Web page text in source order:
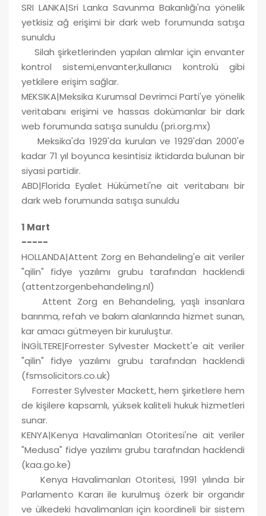
SRI LANKA|Sri Lanka Savunma Bakanlığı'na yönelik
yetkisiz ağ erişimi bir dark web forumunda satışa
sunuldu
Silah şirketlerinden yapılan alımlar için envanter
kontrol sistemi,envanter,kullanıcı kontrolü gibi
yetkilere erişim sağlar.
MEKSIKA|Meksika Kurumsal Devrimci Parti'ye yönelik
veritabanı erişimi ve hassas dokümanlar bir dark
web forumunda satışa sunuldu (pri.org.mx)
Meksika'da 1929'da kurulan ve 1929'dan 2000'e
kadar 71 yıl boyunca kesintisiz iktidarda bulunan bir
siyasi partidir.
ABD|Florida Eyalet Hükümeti'ne ait veritabanı bir
dark web forumunda satışa sunuldu
1 Mart
-----
HOLLANDA|Attent Zorg en Behandeling'e ait veriler
"qilin" fidye yazılımı grubu tarafından hacklendi
(attentzorgenbehandeling.nl)
Attent Zorg en Behandeling, yaşlı insanlara
barınma, refah ve bakım alanlarında hizmet sunan,
kar amacı gütmeyen bir kuruluştur.
İNGİLTERE|Forrester Sylvester Mackett'e ait veriler
"qilin" fidye yazılımı grubu tarafından hacklendi
(fsmsolicitors.co.uk)
Forrester Sylvester Mackett, hem şirketlere hem
de kişilere kapsamlı, yüksek kaliteli hukuk hizmetleri
sunar.
KENYA|Kenya Havalimanları Otoritesi'ne ait veriler
"Medusa" fidye yazılımı grubu tarafından hacklendi
(kaa.go.ke)
Kenya Havalimanları Otoritesi, 1991 yılında bir
Parlamento Kararı ile kurulmuş özerk bir organdır
ve ülkedeki havalimanları için koordineli bir sistem